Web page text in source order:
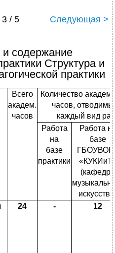
3 / 5 Следующая >
и содержание
Структура и
практики
Всего
академ.
часов
Количество
часов,
каждый вид
Работа
на
базе
практики
Работа
базе
(кафедра
24 - 12